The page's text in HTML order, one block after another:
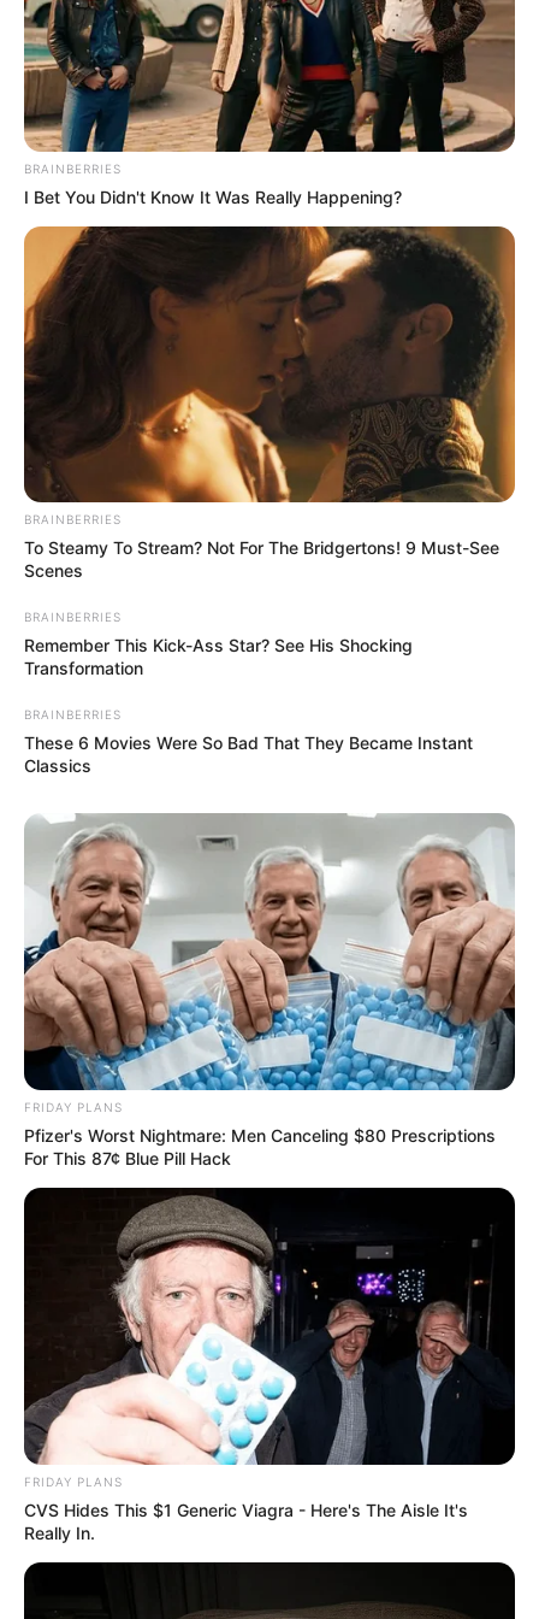
Ausflugsziele, Sehenswürdigkeiten,
Freizeitangebote und Museen in und im Umkreis
Kinderausflugsziele für Rüdesheim
Kindergeburtstag feiern
Schlösser und Burgen in und um Rüdesheim
Tagesausflugsziele für Rüdesheim
Bademöglichkeiten
Wandern
Kinoprogramm
Angebote für Behinderte
Aussichtstürme
Kletterparks
Tier- und Zooparks
Ausflug mit der Bahn
Fremdenverkehrsamt und Tourist Information
Hier kann auch eine Veranstaltung für Rüdesheim
eingetragenwerden, ebenso für alle weiteren Städte und
Gemeinden.
Weitere Informationen über Rüdesheim am Rhein
im Internet:
Hotels in Rüdesheim
www.ruedesheim.de
de.wikipedia.org/wiki/Rüdesheim am Rhein
BRAINBERRIES
I Bet You Didn't Know It Was Really Happening?
BRAINBERRIES
To Steamy To Stream? Not For The Bridgertons! 9 Must-See
Scenes
BRAINBERRIES
Remember This Kick-Ass Star? See His Shocking
Transformation
BRAINBERRIES
These 6 Movies Were So Bad That They Became Instant
Classics
FRIDAY PLANS
Pfizer's Worst Nightmare: Men Canceling $80 Prescriptions
For This 87¢ Blue Pill Hack
FRIDAY PLANS
CVS Hides This $1 Generic Viagra - Here's The Aisle It's
Really In.